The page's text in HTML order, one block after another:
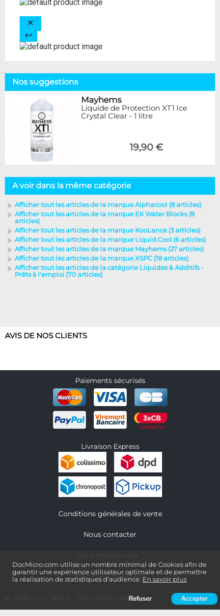
DocMicro.com utilise un nombre minimal de Cookies afin de
garantir une expérience utilisateur optimale et de permettre
la réalisation de statistiques d'audience. En savoir plus
Refuser Accepter
Nos suggestions
Mayhems
Liquide de Protection XT1 Ice
Crystal Clear - 1 litre
19,90 €
A voir dans la même catégorie
Afficher tout les articles de la marque Alphacool (8 articles)
Afficher tout les articles de la marque EK Water Blocks (8
articles)
Afficher tout les articles de la marque KooLance (3 articles)
Afficher tout les articles de la marque Liquid.Cool (6 articles)
Afficher tout les articles de la marque Mayhems (27 articles)
Afficher tout les articles de la marque XSPC (18 articles)
Afficher tout les articles de la catégorie Liquides & Additifs -
Prêts à l'emploi (70 articles)
AVIS DE NOS CLIENTS
Paiements sécurisés
Livraison Express
Conditions générales de vente
Nous contacter
Informations légales
- Tous droits réservés